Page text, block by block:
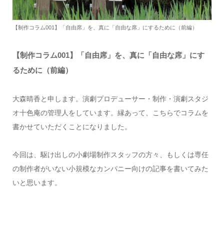
【制作コラム001】「自由席」を、真に「自由な席」にするために（前編）
【制作コラム001】「自由席」を、真に「自由な席」にす
るために（前編）
大森晴香と申します。演劇プロデューサー・制作・演劇スタジ
オ十色庵の管理人をしています。縁あって、こちらでコラムを
書かせていただくことになりました。
今回は、駆け出しの小劇場制作スタッフの方々、もしくは専任
の制作者がいない小規模なカンパニー向けの記事を書いてみた
いと思います。